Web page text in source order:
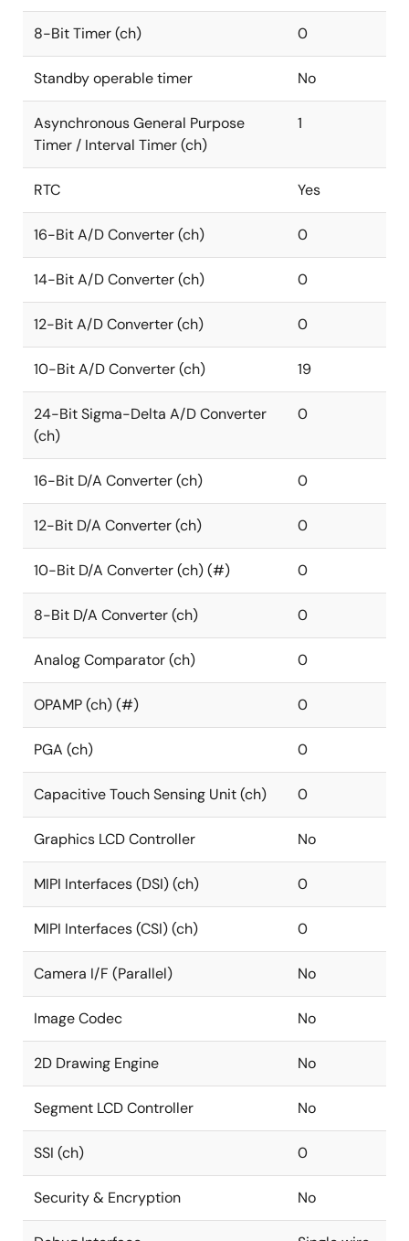
8-Bit Timer (ch) 0
Standby operable timer No
Asynchronous General Purpose
Timer / Interval Timer (ch)
1
RTC Yes
16-Bit A/D Converter (ch) 0
14-Bit A/D Converter (ch) 0
12-Bit A/D Converter (ch) 0
10-Bit A/D Converter (ch) 19
24-Bit Sigma-Delta A/D Converter
(ch)
0
16-Bit D/A Converter (ch) 0
12-Bit D/A Converter (ch) 0
10-Bit D/A Converter (ch) (#) 0
8-Bit D/A Converter (ch) 0
Analog Comparator (ch) 0
OPAMP (ch) (#) 0
PGA (ch) 0
Capacitive Touch Sensing Unit (ch) 0
Graphics LCD Controller No
MIPI Interfaces (DSI) (ch) 0
MIPI Interfaces (CSI) (ch) 0
Camera I/F (Parallel) No
Image Codec No
2D Drawing Engine No
Segment LCD Controller No
SSI (ch) 0
Security & Encryption No